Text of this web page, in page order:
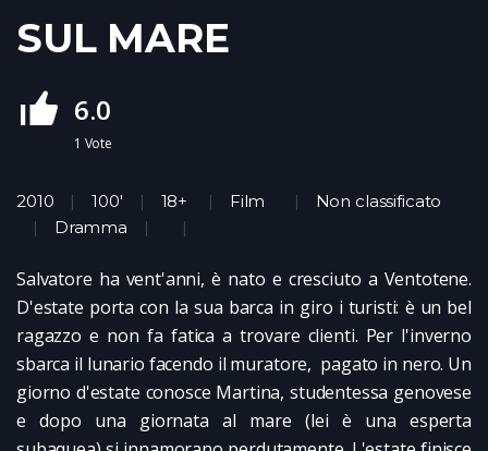
SUL MARE
6.0
1 Vote
2010 100' 18+ Film
Non classificato
Dramma
Salvatore ha vent'anni, è nato e cresciuto a Ventotene.
D'estate porta con la sua barca in giro i turisti: è un bel
ragazzo e non fa fatica a trovare clienti. Per l'inverno
sbarca il lunario facendo il muratore, pagato in nero. Un
giorno d'estate conosce Martina, studentessa genovese
e dopo una giornata al mare (lei è una esperta